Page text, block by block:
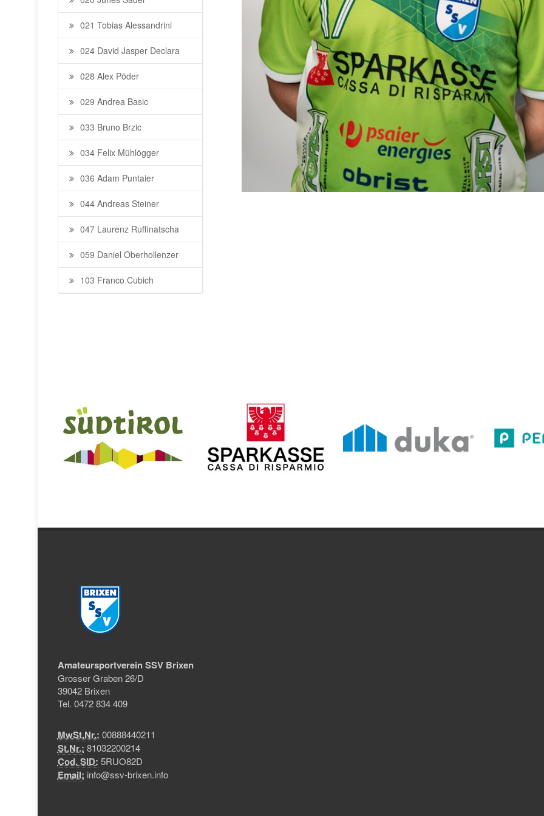
021 Tobias Alessandrini
024 David Jasper Declara
028 Alex Pöder
029 Andrea Basic
033 Bruno Brzic
034 Felix Mühlögger
036 Adam Puntaier
044 Andreas Steiner
047 Laurenz Ruffinatscha
059 Daniel Oberhollenzer
103 Franco Cubich
Amateursportverein SSV Brixen
Grosser Graben 26/D
39042 Brixen
Tel. 0472 834 409
MwSt.Nr.: 00888440211
St.Nr.: 81032200214
Cod. SID: 5RUO82D
Email: info@ssv-brixen.info